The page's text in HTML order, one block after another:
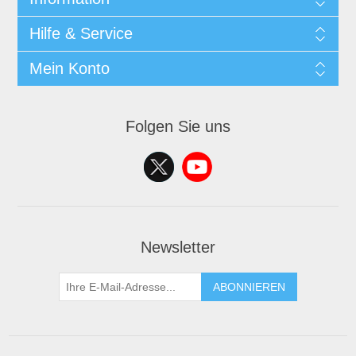
Hilfe & Service
Mein Konto
Folgen Sie uns
Newsletter
ABONNIEREN